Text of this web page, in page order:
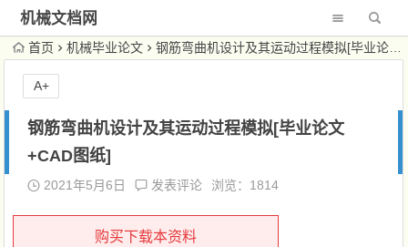
机械文档网
首页 机械毕业论文 钢筋弯曲机设计及其运动过程模拟[毕业论文+CAD图纸]
钢筋弯曲机设计及其运动过程模拟[毕业论文
+CAD图纸]
2021年5月6日 发表评论 浏览：1814
购买下载本资料
A+